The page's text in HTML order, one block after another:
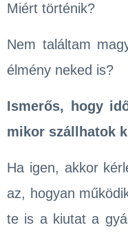
Miért történik?
Nem találtam
élmény neked is?
Ismerős, hogy
mikor szállhatok
Ha igen, akkor
az, hogyan
te is a kiutat a